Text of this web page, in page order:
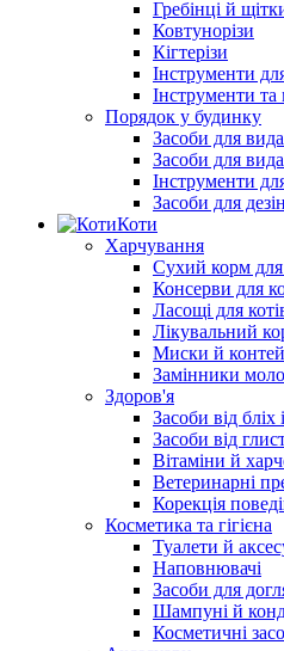
Гребінці й
Ковтунорізи
Кігтерізи
Інструменти
Інструменти
Порядок у будинку
Засоби для
Засоби для
Інструменти
Засоби для
Коти
Харчування
Сухий корм для
Консерви для
Ласощі для
Лікувальний
Миски й
Замінники
Здоров'я
Засоби від бліх
Засоби від
Вітаміни й
Ветеринарні
Корекція
Косметика та гігієна
Туалети й
Наповнювачі
Засоби для
Шампуні й
Косметичні